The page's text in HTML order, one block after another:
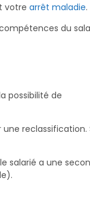
votre arrêt maladie.
du
possibilité de
une reclassification.
salarié a une